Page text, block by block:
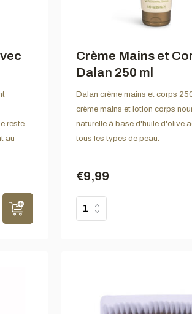
reste
au
Crème Mains et
Dalan 250 ml
Dalan crème mains et corps
crème mains et lotion corps
naturelle à base d'huile d'olive
tous les types de peau.
€9,99